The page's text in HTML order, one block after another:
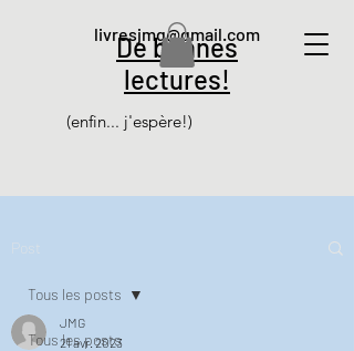
De bonnes
lectures!
(enfin... j'espère!)
livresjmg@gmail.com
Tous les posts
Tous les posts
JMG
21 avr. 2023